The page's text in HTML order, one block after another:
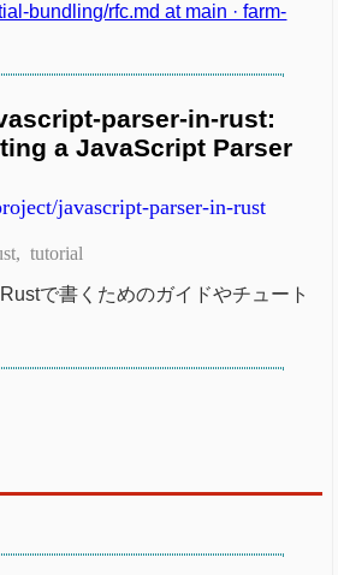
bundling/rfc.md at main · farm-
parser-in-rust:
a JavaScript Parser
javascript-parser-in-rust
tutorial
で書くためのガイドやチュート